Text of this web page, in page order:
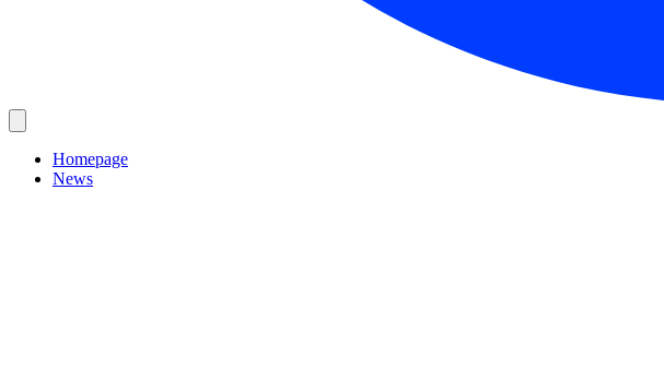
Homepage
News